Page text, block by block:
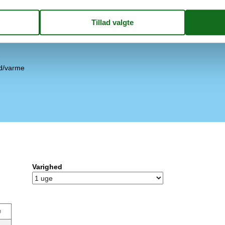
varme
Afskærmet terrasse
Trampolin
Fælles legeplads
Varighed